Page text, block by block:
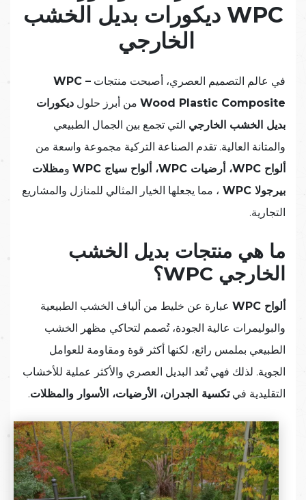
WPC ديكورات بديل الخشب
الخارجي
في عالم التصميم العصري، أصبحت منتجات WPC –
Wood Plastic Composite من أبرز حلول ديكورات
بديل الخشب الخارجي التي تجمع بين الجمال الطبيعي
والمتانة العالية. تقدم الصناعة التركية مجموعة واسعة من
ألواح WPC، أرضيات WPC، ألواح سياج WPC
ومظلات
بيرجولا WPC
، مما يجعلها الخيار المثالي للمنازل والمشاريع
التجارية.
ما هي منتجات بديل الخشب
الخارجي WPC؟
ألواح WPC
عبارة عن خليط من ألياف الخشب الطبيعية
والبوليمرات عالية الجودة، تُصمم لتحاكي مظهر الخشب
الطبيعي بملمس رائع، لكنها أكثر قوة ومقاومة للعوامل
الجوية. لذلك فهي تُعد البديل العصري والأكثر عملية للأخشاب
التقليدية فيتكسية الجدران، الأرضيات، الأسوار والمظلات.